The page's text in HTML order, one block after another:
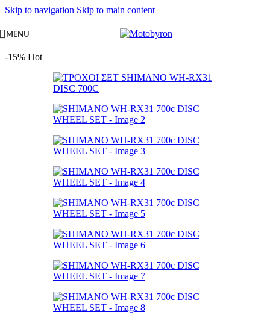
Skip to navigation Skip to main content
MENU
-15% Hot